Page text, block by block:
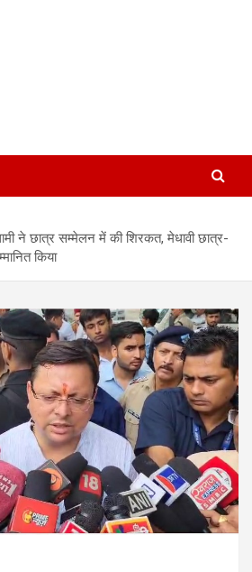
ने छात्र सम्मेलन में की शिरकत, मेधावी छात्र-
किया